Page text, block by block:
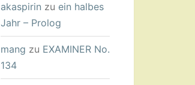
akaspirin zu ein halbes
Jahr – Prolog
mang zu EXAMINER No.
134